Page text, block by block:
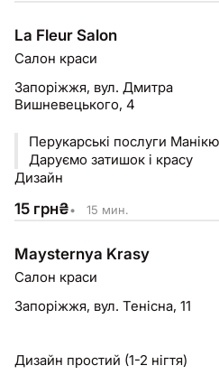
La Fleur Salon
Салон краси
Запоріжжя, вул. Дмитра
Вишневецького, 4
Перукарські послуги
Даруємо затишок і красу
Дизайн
15 грн₴• 15 мин.
Maysternya Krasy
Салон краси
Запоріжжя, вул. Тенісна, 11
Дизайн простий (1-2 нігтя)